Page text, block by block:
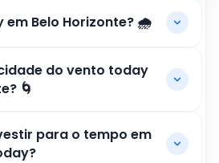
em Belo Horizonte? 🌧️
do vento today
🌀
para o tempo em